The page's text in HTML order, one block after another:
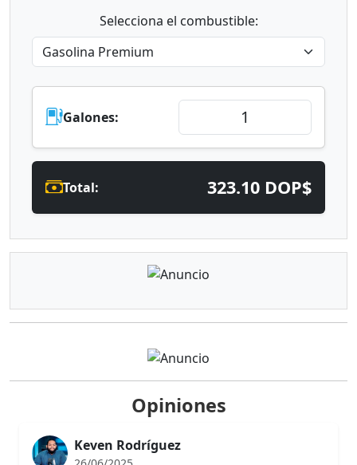
Selecciona el combustible:
Galones:
Total: 323.10 DOP$
Opiniones
Keven Rodríguez